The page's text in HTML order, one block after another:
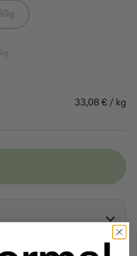
33,08 € / kg